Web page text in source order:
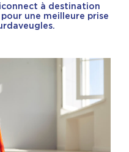
à destination
une meilleure prise